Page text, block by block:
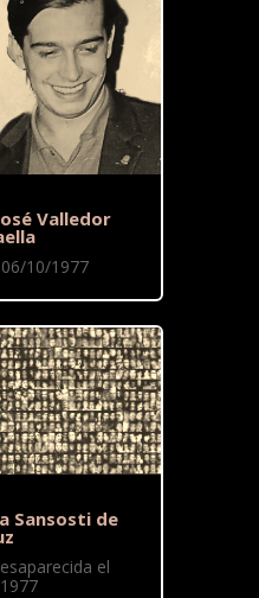
Valledor
10/1977
Sansosti de
el